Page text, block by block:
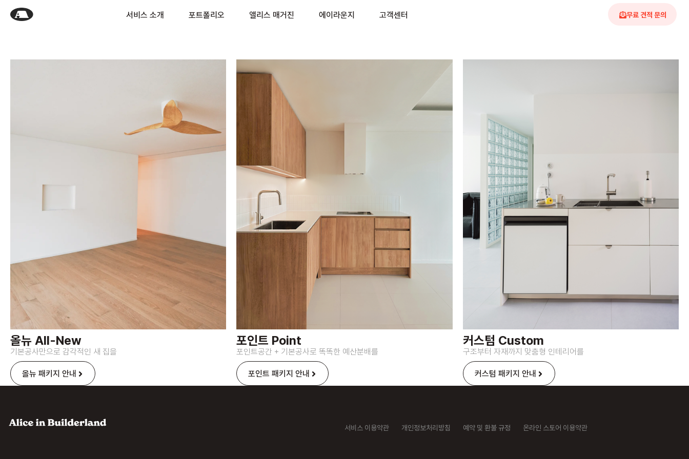
서비스 소개 포트폴리오 앨리스 매거진 에이라운지 고객센터 무료 견적 문의
올뉴 All-New
기본공사만으로 감각적인 새 집을
올뉴 패키지 안내
포인트 Point
포인트공간 + 기본공사로 똑똑한 예산분배를
포인트 패키지 안내
커스텀 Custom​
구조부터 자재까지 맞춤형 인테리어를
커스텀 패키지 안내
서비스 이용약관 개인정보처리방침 예약 및 환불 규정 온라인 스토어 이용약관